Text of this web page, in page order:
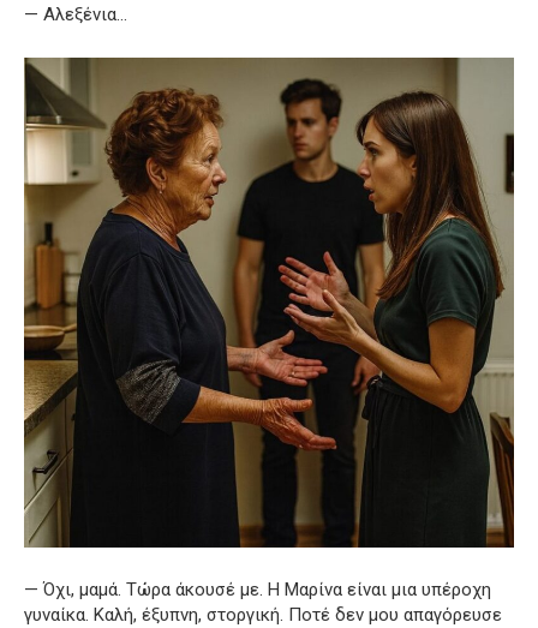
— Αλεξένια…
— Όχι, μαμά. Τώρα άκουσέ με. Η Μαρίνα είναι μια υπέροχη
γυναίκα. Καλή, έξυπνη, στοργική. Ποτέ δεν μου απαγόρευσε